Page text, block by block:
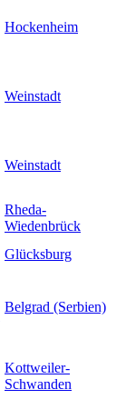
Hockenheim
Weinstadt
Weinstadt
Rheda-
Wiedenbrück
Glücksburg
Belgrad (Serbien)
Kottweiler-
Schwanden